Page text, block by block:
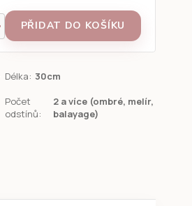
PŘIDAT DO KOŠÍKU
Délka: 30cm
Počet
odstínů:
2 a více (ombré, melír,
balayage)